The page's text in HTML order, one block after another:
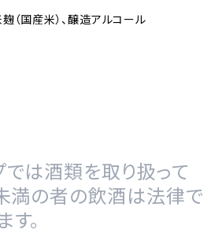
麹（国産米）、醸造アルコール
では酒類を取り扱って
満の者の飲酒は法律で
。